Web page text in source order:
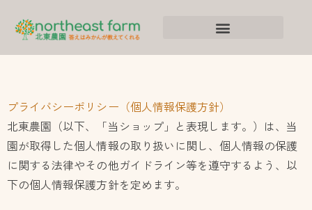
ッ
プ
プライバシーポリシー（個人情報保護方針）
北東農園（以下、「当ショップ」と表現します。）は、当
園が取得した個人情報の取り扱いに関し、個人情報の保護
に関する法律やその他ガイドライン等を遵守するよう、以
下の個人情報保護方針を定めます。